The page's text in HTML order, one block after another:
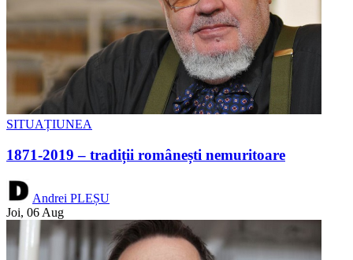
SITUAȚIUNEA
1871-2019 – tradiții românești nemuritoare
Andrei PLEȘU
Joi, 06 Aug